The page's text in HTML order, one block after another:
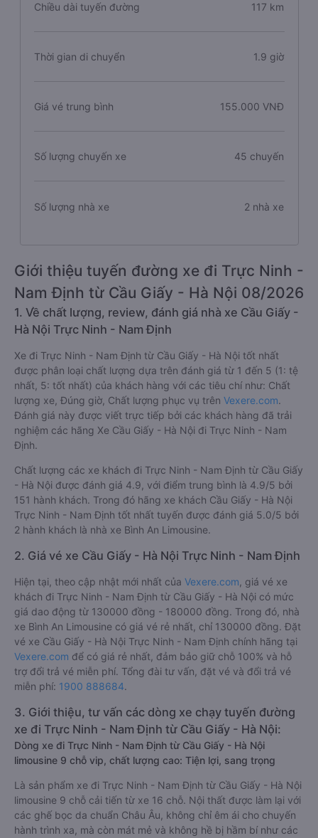
Chiều dài tuyến đường 117 km
Thời gian di chuyển 1.9 giờ
Giá vé trung bình 155.000 VNĐ
Số lượng chuyến xe 45 chuyến
Số lượng nhà xe 2 nhà xe
Giới thiệu tuyến đường xe đi Trực Ninh -
Nam Định từ Cầu Giấy - Hà Nội 08/2026
1. Về chất lượng, review, đánh giá nhà xe Cầu Giấy -
Hà Nội Trực Ninh - Nam Định
Xe đi Trực Ninh - Nam Định từ Cầu Giấy - Hà Nội tốt nhất
được phân loại chất lượng dựa trên đánh giá từ 1 đến 5 (1: tệ
nhất, 5: tốt nhất) của khách hàng với các tiêu chí như: Chất
lượng xe, Đúng giờ, Chất lượng phục vụ trên Vexere.com.
Đánh giá này được viết trực tiếp bởi các khách hàng đã trải
nghiệm các hãng Xe Cầu Giấy - Hà Nội đi Trực Ninh - Nam
Định.
Chất lượng các xe khách đi Trực Ninh - Nam Định từ Cầu Giấy
- Hà Nội được đánh giá 4.9, với điểm trung bình là 4.9/5 bởi
151 hành khách. Trong đó hãng xe khách Cầu Giấy - Hà Nội
Trực Ninh - Nam Định tốt nhất tuyến được đánh giá 5.0/5 bởi
2 hành khách là nhà xe Bình An Limousine.
2. Giá vé xe Cầu Giấy - Hà Nội Trực Ninh - Nam Định
Hiện tại, theo cập nhật mới nhất của Vexere.com , giá vé xe
khách đi Trực Ninh - Nam Định từ Cầu Giấy - Hà Nội có mức
giá dao động từ 130000 đồng - 180000 đồng. Trong đó, nhà
xe Bình An Limousine có giá vé rẻ nhất, chỉ 130000 đồng. Đặt
vé xe Cầu Giấy - Hà Nội Trực Ninh - Nam Định chính hãng tại
Vexere.com để có giá rẻ nhất, đảm bảo giữ chỗ 100% và hỗ
trợ đổi trả vé miễn phí. Tổng đài tư vấn, đặt vé và đổi trả vé
miễn phí: 1900 888684.
3. Giới thiệu, tư vấn các dòng xe chạy tuyến đường
xe đi Trực Ninh - Nam Định từ Cầu Giấy - Hà Nội:
Dòng xe đi Trực Ninh - Nam Định từ Cầu Giấy - Hà Nội
limousine 9 chỗ vip, chất lượng cao: Tiện lợi, sang trọng
Là sản phẩm xe đi Trực Ninh - Nam Định từ Cầu Giấy - Hà Nội
limousine 9 chỗ cải tiến từ xe 16 chỗ. Nội thất được làm lại với
các ghế bọc da chuẩn Châu Âu, không chỉ êm ái cho chuyến
hành trình xa, mà còn mát mẻ và không hề bị hầm bí như các